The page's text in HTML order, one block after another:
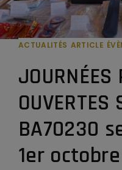
ACTUALITÉS ARTICLE
JOURNÉES
OUVERTES
BA70230
1er octobre